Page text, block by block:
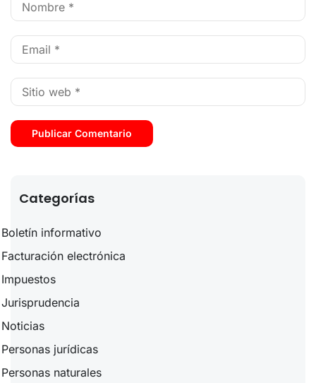
Categorías
Boletín informativo
Facturación electrónica
Impuestos
Jurisprudencia
Noticias
Personas jurídicas
Personas naturales